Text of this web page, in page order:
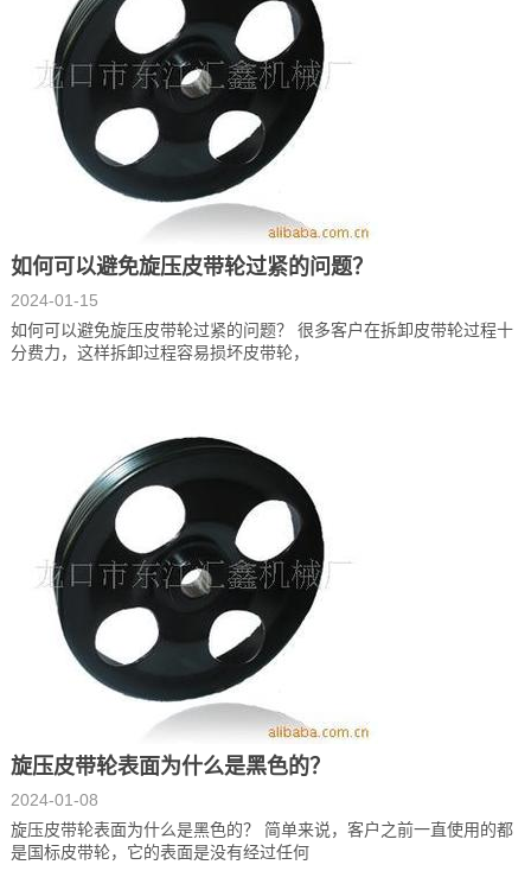
如何可以避免旋压皮带轮过紧的问题？
2024-01-15
如何可以避免旋压皮带轮过紧的问题？ 很多客户在拆卸皮带轮过程十
分费力，这样拆卸过程容易损坏皮带轮，
旋压皮带轮表面为什么是黑色的？
2024-01-08
旋压皮带轮表面为什么是黑色的？ 简单来说，客户之前一直使用的都
是国标皮带轮，它的表面是没有经过任何